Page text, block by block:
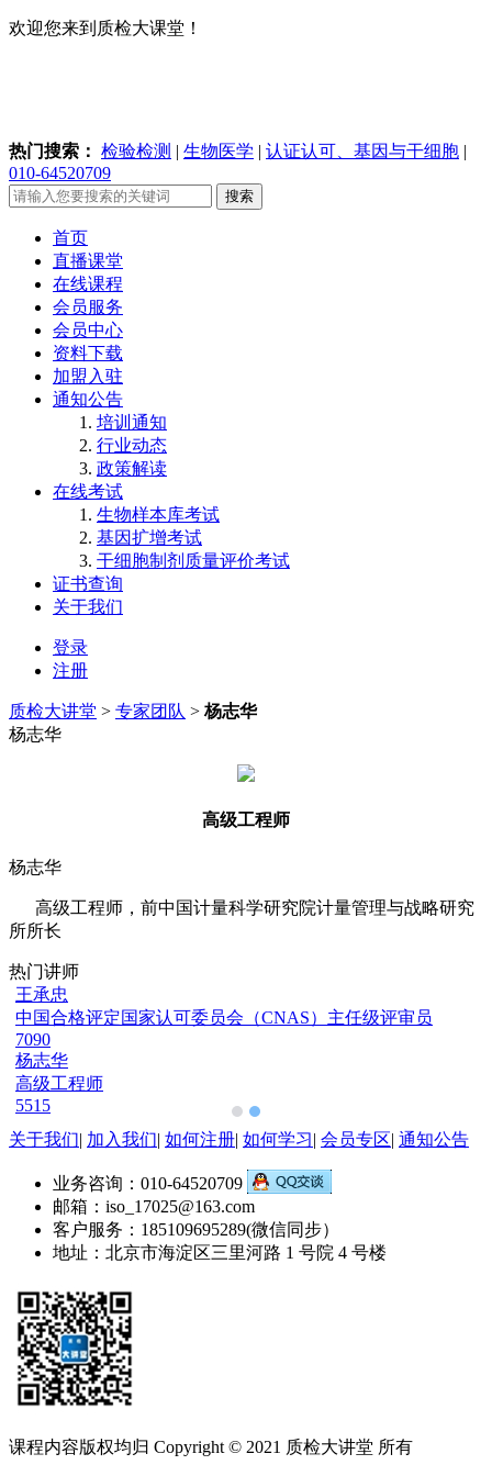
欢迎您来到质检大课堂！
热门搜索： 检验检测 | 生物医学 | 认证认可、基因与干细胞 |
010-64520709
搜索
首页
直播课堂
在线课程
会员服务
会员中心
资料下载
加盟入驻
通知公告
培训通知
行业动态
政策解读
在线考试
生物样本库考试
基因扩增考试
干细胞制剂质量评价考试
证书查询
关于我们
登录
注册
质检大讲堂 > 专家团队 > 杨志华
杨志华
高级工程师
杨志华
高级工程师，前中国计量科学研究院计量管理与战略研究
所所长
热门讲师
王承忠
中国合格评定国家认可委员会（CNAS）主任级评审员
7090
杨志华
高级工程师
5515
关于我们| 加入我们| 如何注册| 如何学习| 会员专区| 通知公告
业务咨询：010-64520709
邮箱：iso_17025@163.com
客户服务：185109695289(微信同步）
地址：北京市海淀区三里河路 1 号院 4 号楼
课程内容版权均归 Copyright © 2021 质检大讲堂 所有